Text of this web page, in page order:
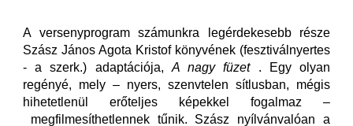
A versenyprogram számunkra legérdekesebb része
Szász János Agota Kristof könyvének (fesztiválnyertes
- a szerk.) adaptációja, A nagy füzet. Egy olyan
regényé, mely – nyers, szenvtelen sítlusban, mégis
hihetetlenül erőteljes képekkel fogalmaz –
megfilmesíthetlennek tűnik. Szász nyílvánvalóan a